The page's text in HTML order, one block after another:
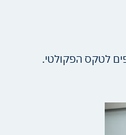
לטקס הפקולטי.